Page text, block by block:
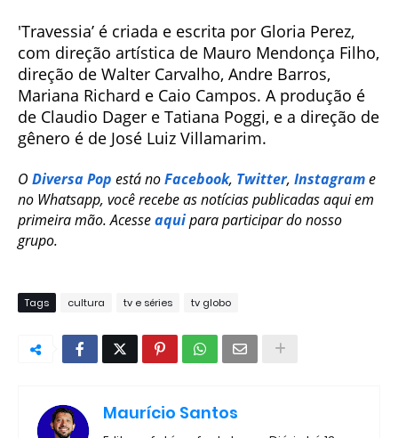
'Travessia’ é criada e escrita por Gloria Perez,
com direção artística de Mauro Mendonça Filho,
direção de Walter Carvalho, Andre Barros,
Mariana Richard e Caio Campos. A produção é
de Claudio Dager e Tatiana Poggi, e a direção de
gênero é de José Luiz Villamarim.
O Diversa Pop está noFacebook, Twitter, Instagrame
no Whatsapp, você recebe as notícias publicadas aqui em
primeira mão. Acesseaquipara participar do nosso
grupo.
Tags cultura tv e séries tv globo
Maurício Santos